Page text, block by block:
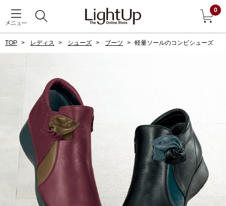
メニュー
0
ダーウェア
戻る
ジャケット
コート
ブルゾン
その他
TOP レディス シューズ ブーツ 軽量ソールのコンビシューズ